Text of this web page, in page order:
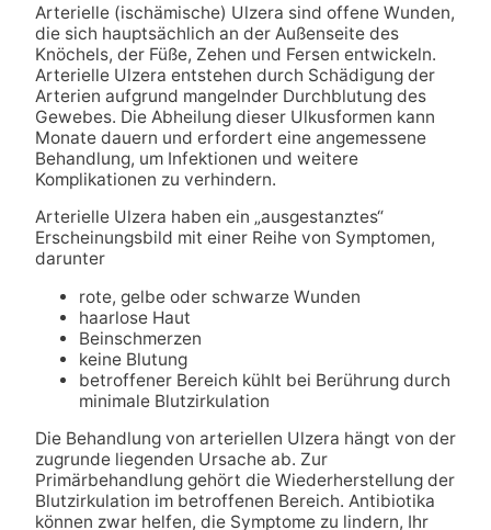
Arterielle (ischämische) Ulzera sind offene Wunden,
die sich hauptsächlich an der Außenseite des
Knöchels, der Füße, Zehen und Fersen entwickeln.
Arterielle Ulzera entstehen durch Schädigung der
Arterien aufgrund mangelnder Durchblutung des
Gewebes. Die Abheilung dieser Ulkusformen kann
Monate dauern und erfordert eine angemessene
Behandlung, um Infektionen und weitere
Komplikationen zu verhindern.
Arterielle Ulzera haben ein „ausgestanztes“
Erscheinungsbild mit einer Reihe von Symptomen,
darunter
rote, gelbe oder schwarze Wunden
haarlose Haut
Beinschmerzen
keine Blutung
betroffener Bereich kühlt bei Berührung durch
minimale Blutzirkulation
Die Behandlung von arteriellen Ulzera hängt von der
zugrunde liegenden Ursache ab. Zur
Primärbehandlung gehört die Wiederherstellung der
Blutzirkulation im betroffenen Bereich. Antibiotika
können zwar helfen, die Symptome zu lindern, Ihr